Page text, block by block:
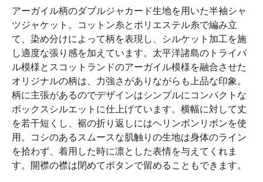
アーガイル柄のダブルジャカード生地を用いた半袖シャ
ツジャケット。コットン糸とポリエステル糸で編み立
て、染め分けによって柄を表現し、シルケット加工を施
し適度な張り感を加えています。太平洋諸島のトライバ
ル模様とスコットランドのアーガイル模様を融合させた
オリジナルの柄は、力強さがありながらも上品な印象。
柄に主張があるのでデザインはシンプルにコンパクトな
ボックスシルエットに仕上げています。横幅に対して丈
を若干短くし、裾の折り返しにはヘリンボンリボンを使
用。コシのあるスムースな肌触りの生地は身体のライン
を拾わず、着用した時に凛とした表情を与えてくれま
す。開襟の襟は閉めてボタンで留めることもできます。